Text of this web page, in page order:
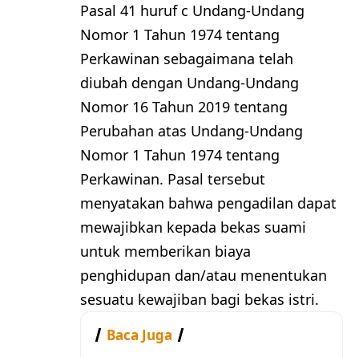
Pasal 41 huruf c Undang-Undang
Nomor 1 Tahun 1974 tentang
Perkawinan sebagaimana telah
diubah dengan Undang-Undang
Nomor 16 Tahun 2019 tentang
Perubahan atas Undang-Undang
Nomor 1 Tahun 1974 tentang
Perkawinan. Pasal tersebut
menyatakan bahwa pengadilan dapat
mewajibkan kepada bekas suami
untuk memberikan biaya
penghidupan dan/atau menentukan
sesuatu kewajiban bagi bekas istri.
Baca Juga